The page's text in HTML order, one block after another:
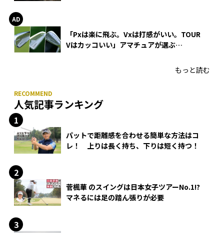
「Pxは楽に飛ぶ。Vxは打感がいい。TOUR
Vはカッコいい」アマチュアが選ぶ
もっと読む
人気記事ランキング
パットで距離感を合わせる簡単な方法はコ
レ！ 上りは長く持ち、下りは短く持つ！
菅楓華 のスイングは日本女子ツアーNo.1!?
マネるには足の踏ん張りが必要